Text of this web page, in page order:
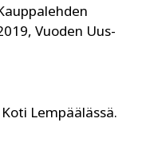
Vuoden Uus­
Lempäälässä.